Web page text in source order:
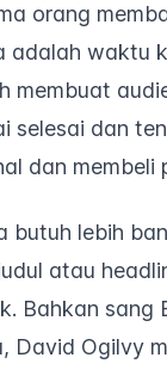
orang
adalah waktu
membuat
selesai dan
dan membeli
butuh lebih
atau
Bahkan sang
David Ogilvy